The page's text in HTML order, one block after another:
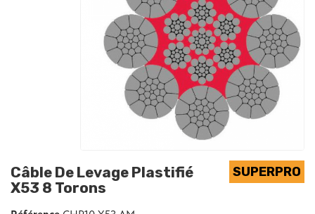
Câble De Levage Plastifié
X53 8 Torons